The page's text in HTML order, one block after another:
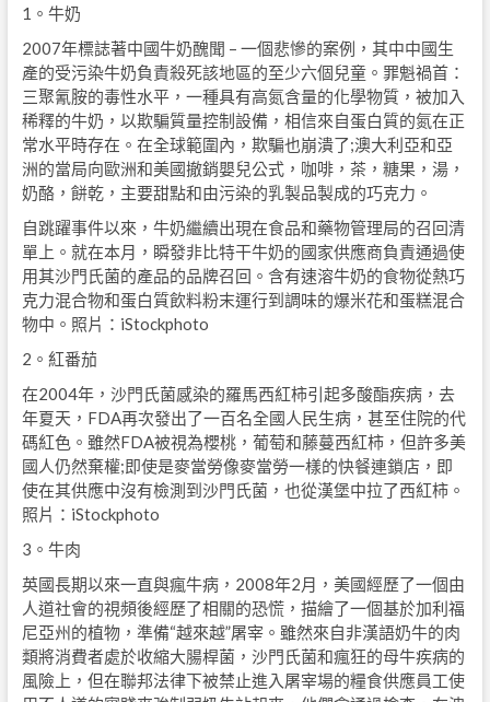
1。牛奶
2007年標誌著中國牛奶醜聞 – 一個悲慘的案例，其中中國生
產的受污染牛奶負責殺死該地區的至少六個兒童。罪魁禍首：
三聚氰胺的毒性水平，一種具有高氮含量的化學物質，被加入
稀釋的牛奶，以欺騙質量控制設備，相信來自蛋白質的氮在正
常水平時存在。在全球範圍內，欺騙也崩潰了;澳大利亞和亞
洲的當局向歐洲和美國撤銷嬰兒公式，咖啡，茶，糖果，湯，
奶酪，餅乾，主要甜點和由污染的乳製品製成的巧克力。
自跳躍事件以來，牛奶繼續出現在食品和藥物管理局的召回清
單上。就在本月，瞬發非比特干牛奶的國家供應商負責通過使
用其沙門氏菌的產品的品牌召回。含有速溶牛奶的食物從熱巧
克力混合物和蛋白質飲料粉末運行到調味的爆米花和蛋糕混合
物中。照片：iStockphoto
2。紅番茄
在2004年，沙門氏菌感染的羅馬西紅柿引起多酸酯疾病，去
年夏天，FDA再次發出了一百名全國人民生病，甚至住院的代
碼紅色。雖然FDA被視為櫻桃，葡萄和藤蔓西紅柿，但許多美
國人仍然棄權;即使是麥當勞像麥當勞一樣的快餐連鎖店，即
使在其供應中沒有檢測到沙門氏菌，也從漢堡中拉了西紅柿。
照片：iStockphoto
3。牛肉
英國長期以來一直與瘋牛病，2008年2月，美國經歷了一個由
人道社會的視頻後經歷了相關的恐慌，描繪了一個基於加利福
尼亞州的植物，準備“越來越”屠宰。雖然來自非漢語奶牛的肉
類將消費者處於收縮大腸桿菌，沙門氏菌和瘋狂的母牛疾病的
風險上，但在聯邦法律下被禁止進入屠宰場的糧食供應員工使